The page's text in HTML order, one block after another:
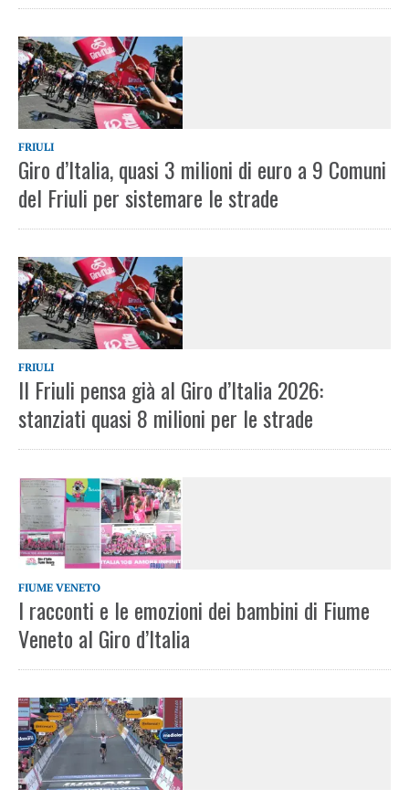
FRIULI
Giro d’Italia, quasi 3 milioni di euro a 9 Comuni
del Friuli per sistemare le strade
FRIULI
Il Friuli pensa già al Giro d’Italia 2026:
stanziati quasi 8 milioni per le strade
FIUME VENETO
I racconti e le emozioni dei bambini di Fiume
Veneto al Giro d’Italia